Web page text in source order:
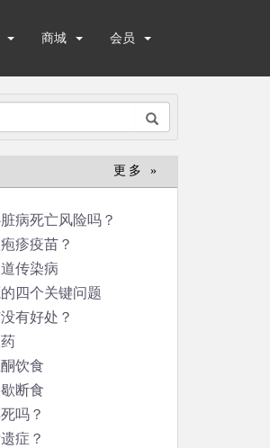
商城 会员
更多 »
病死亡风险吗？
疹疫苗？
传染病
四个关键问题
有好处？
饮食
断食
吗？
症？